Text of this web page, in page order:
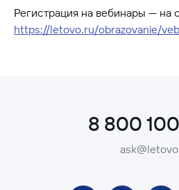
Регистрация на вебинары — на
https://letovo.ru/obrazovanie/
8 800 100